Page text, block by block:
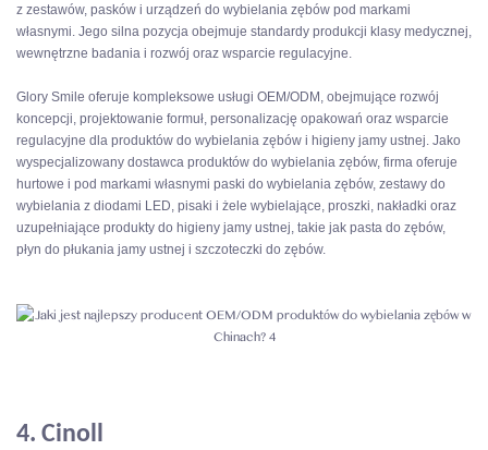
z zestawów, pasków i urządzeń do wybielania zębów pod markami
własnymi. Jego silna pozycja obejmuje standardy produkcji klasy medycznej,
wewnętrzne badania i rozwój oraz wsparcie regulacyjne.
Glory Smile oferuje kompleksowe usługi OEM/ODM, obejmujące rozwój
koncepcji, projektowanie formuł, personalizację opakowań oraz wsparcie
regulacyjne dla produktów do wybielania zębów i higieny jamy ustnej. Jako
wyspecjalizowany dostawca produktów do wybielania zębów, firma oferuje
hurtowe i pod markami własnymi paski do wybielania zębów, zestawy do
wybielania z diodami LED, pisaki i żele wybielające, proszki, nakładki oraz
uzupełniające produkty do higieny jamy ustnej, takie jak pasta do zębów,
płyn do płukania jamy ustnej i szczoteczki do zębów.
4. Cinoll